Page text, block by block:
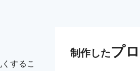
するこ
制作したプロ